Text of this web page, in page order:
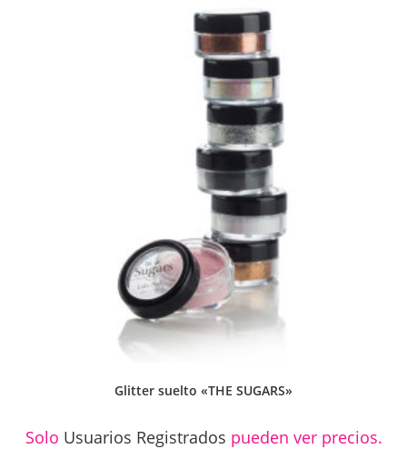
Glitter suelto «THE SUGARS»
Solo Usuarios Registrados pueden ver precios.